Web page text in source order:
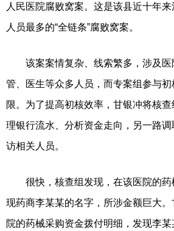
人民医院腐败窝案。这是该县近十年
人员最多的“全链条”腐败窝案。
该案案情复杂、线索繁多，涉及医
管、医生等众多人员，而专案组参与
限。为了提高初核效率，甘银冲将核
理银行流水、分析资金走向，另一路
访相关人员。
很快，核查组发现，在该医院的药
现药商李某某的名字，所涉金额巨大
院的药械采购资金拨付明细，发现李